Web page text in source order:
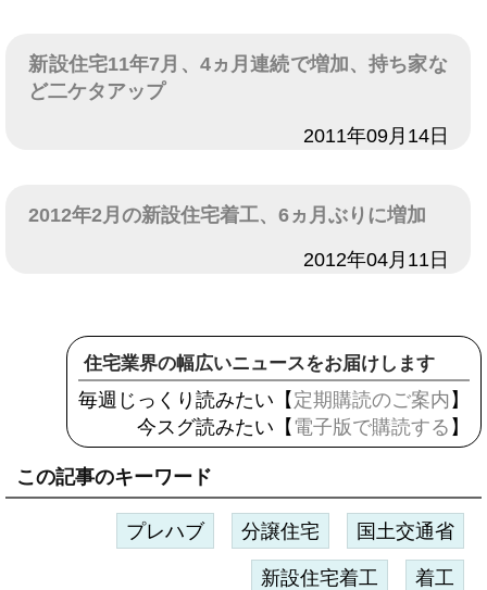
新設住宅11年7月、4ヵ月連続で増加、持ち家な
ど二ケタアップ
2011年09月14日
2012年2月の新設住宅着工、6ヵ月ぶりに増加
2012年04月11日
住宅業界の幅広いニュースをお届けします
毎週じっくり読みたい【 定期購読のご案内 】
今スグ読みたい【 電子版で購読する 】
この記事のキーワード
プレハブ 分譲住宅 国土交通省
新設住宅着工 着工